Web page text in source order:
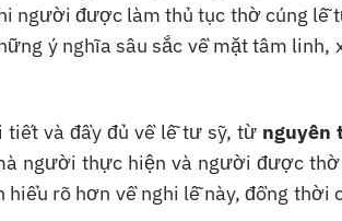
người được làm thủ tục thờ cúng lễ
ý nghĩa sâu sắc về mặt tâm linh,
tiết và đầy đủ về lễ tư sỹ, từ nguyên
người thực hiện và người được
rõ hơn về nghi lễ này, đồng thời